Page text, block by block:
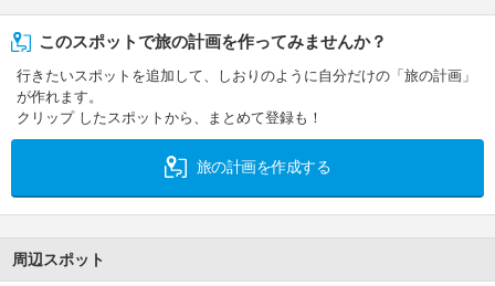
このスポットで旅の計画を作ってみませんか？
行きたいスポットを追加して、しおりのように自分だけの「旅の計画」
が作れます。
クリップ したスポットから、まとめて登録も！
旅の計画を作成する
周辺スポット